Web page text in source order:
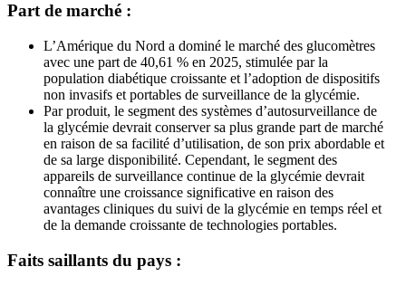
Part de marché :
L’Amérique du Nord a dominé le marché des glucomètres
avec une part de 40,61 % en 2025, stimulée par la
population diabétique croissante et l’adoption de dispositifs
non invasifs et portables de surveillance de la glycémie.
Par produit, le segment des systèmes d’autosurveillance de
la glycémie devrait conserver sa plus grande part de marché
en raison de sa facilité d’utilisation, de son prix abordable et
de sa large disponibilité. Cependant, le segment des
appareils de surveillance continue de la glycémie devrait
connaître une croissance significative en raison des
avantages cliniques du suivi de la glycémie en temps réel et
de la demande croissante de technologies portables.
Faits saillants du pays :